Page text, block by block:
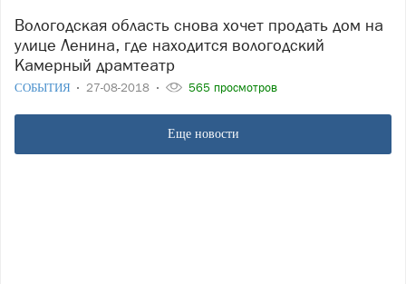
Вологодская область снова хочет продать дом на
улице Ленина, где находится вологодский
Камерный драмтеатр
СОБЫТИЯ 27-08-2018 565 просмотров
Еще новости